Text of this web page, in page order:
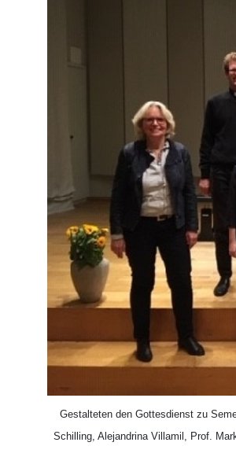
Gestalteten den Gottesdienst zu
Schilling, Alejandrina Villamil, Prof.